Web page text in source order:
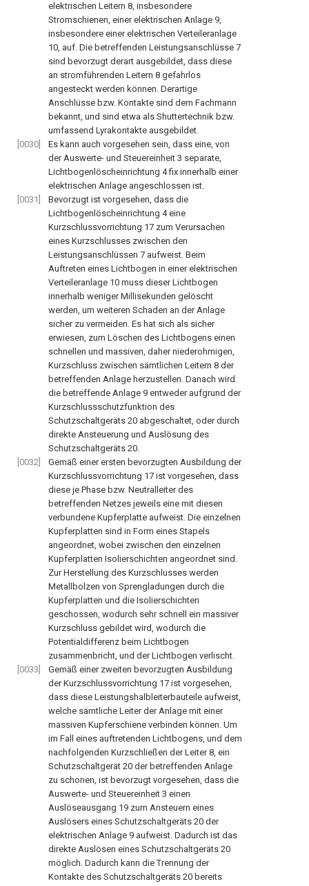
elektrischen Leitern 8, insbesondere
Stromschienen, einer elektrischen Anlage 9,
insbesondere einer elektrischen Verteileranlage
10, auf. Die betreffenden Leistungsanschlüsse 7
sind bevorzugt derart ausgebildet, dass diese
an stromführenden Leitern 8 gefahrlos
angesteckt werden können. Derartige
Anschlüsse bzw. Kontakte sind dem Fachmann
bekannt, und sind etwa als Shuttertechnik bzw.
umfassend Lyrakontakte ausgebildet.
[0030]
Es kann auch vorgesehen sein, dass eine, von
der Auswerte- und Steuereinheit 3 separate,
Lichtbogenlöscheinrichtung 4fix innerhalb einer
elektrischen Anlage angeschlossen ist.
[0031]
Bevorzugt ist vorgesehen, dass die
Lichtbogenlöscheinrichtung 4eine
Kurzschlussvorrichtung 17 zum Verursachen
eines Kurzschlusses zwischen den
Leistungsanschlüssen 7 aufweist. Beim
Auftreten eines Lichtbogen in einer elektrischen
Verteileranlage 10 muss dieser Lichtbogen
innerhalb weniger Millisekunden gelöscht
werden, um weiteren Schaden an der Anlage
sicher zu vermeiden. Es hat sich als sicher
erwiesen, zum Löschen des Lichtbogens einen
schnellen und massiven, daher niederohmigen,
Kurzschluss zwischen sämtlichen Leitern 8 der
betreffenden Anlage herzustellen. Danach wird
die betreffende Anlage 9 entweder aufgrund der
Kurzschlussschutzfunktion des
Schutzschaltgeräts 20 abgeschaltet, oder durch
direkte Ansteuerung und Auslösung des
Schutzschaltgeräts 20.
[0032]
Gemäß einer ersten bevorzugten Ausbildung der
Kurzschlussvorrichtung 17 ist vorgesehen, dass
diese je Phase bzw. Neutralleiter des
betreffenden Netzes jeweils eine mit diesen
verbundene Kupferplatte aufweist. Die einzelnen
Kupferplatten sind in Form eines Stapels
angeordnet, wobei zwischen den einzelnen
Kupferplatten Isolierschichten angeordnet sind.
Zur Herstellung des Kurzschlusses werden
Metallbolzen von Sprengladungen durch die
Kupferplatten und die Isolierschichten
geschossen, wodurch sehr schnell ein massiver
Kurzschluss gebildet wird, wodurch die
Potentialdifferenz beim Lichtbogen
zusammenbricht, und der Lichtbogen verlischt.
[0033]
Gemäß einer zweiten bevorzugten Ausbildung
der Kurzschlussvorrichtung 17 ist vorgesehen,
dass diese Leistungshalbleiterbauteile aufweist,
welche sämtliche Leiter der Anlage mit einer
massiven Kupferschiene verbinden können. Um
im Fall eines auftretenden Lichtbogens, und dem
nachfolgenden Kurzschließen der Leiter8, ein
Schutzschaltgerät 20 der betreffenden Anlage
zu schonen, ist bevorzugt vorgesehen, dass die
Auswerte- und Steuereinheit 3 einen
Auslöseausgang 19 zum Ansteuern eines
Auslösers eines Schutzschaltgeräts 20 der
elektrischen Anlage 9 aufweist. Dadurch ist das
direkte Auslösen eines Schutzschaltgeräts 20
möglich. Dadurch kann die Trennung der
Kontakte des Schutzschaltgeräts 20 bereits